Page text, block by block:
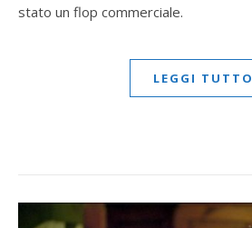
stato un flop commerciale.
LEGGI TUTTO